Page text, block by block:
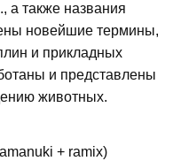
а также названия
новейшие термины,
и прикладных
и представлены
животных.
+ ramix)